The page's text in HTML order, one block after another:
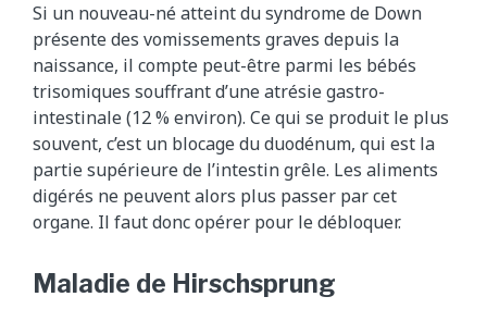
Si un nouveau-né atteint du syndrome de Down
présente des vomissements graves depuis la
naissance, il compte peut-être parmi les bébés
trisomiques souffrant d’une atrésie gastro-
intestinale (12 % environ). Ce qui se produit le plus
souvent, c’est un blocage du duodénum, qui est la
partie supérieure de l’intestin grêle. Les aliments
digérés ne peuvent alors plus passer par cet
organe. Il faut donc opérer pour le débloquer.
Maladie de Hirschsprung